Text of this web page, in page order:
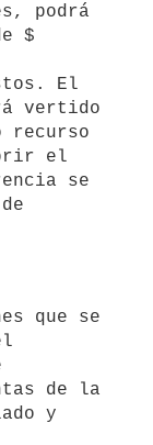
podrá
$
El
vertido
recurso
el
se
de la
y